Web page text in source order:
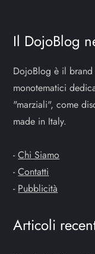
Il DojoBlog
DojoBlog è il
monotematici
"marziali", come
made in Italy.
-Chi Siamo
-Contatti
- Pubblicità
Articoli